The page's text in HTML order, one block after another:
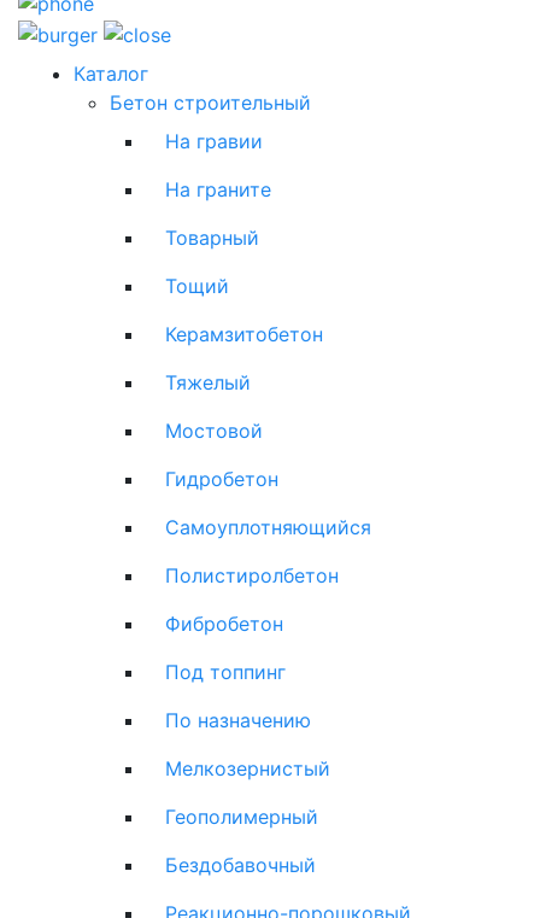
Каталог
Бетон строительный
На гравии
На граните
Товарный
Тощий
Керамзитобетон
Тяжелый
Мостовой
Гидробетон
Самоуплотняющийся
Полистиролбетон
Фибробетон
Под топпинг
По назначению
Мелкозернистый
Геополимерный
Бездобавочный
Реакционно-порошковый